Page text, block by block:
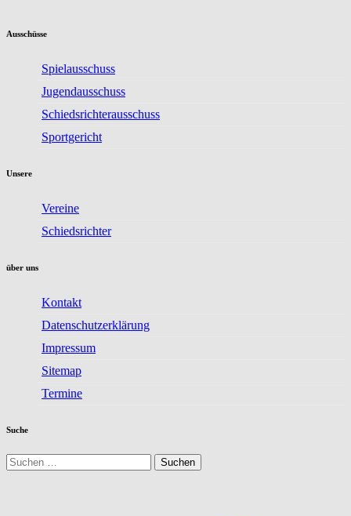
Ausschüsse
Spielausschuss
Jugendausschuss
Schiedsrichterausschuss
Sportgericht
Unsere
Vereine
Schiedsrichter
über uns
Kontakt
Datenschutzerklärung
Impressum
Sitemap
Termine
Suche
Suchen
nach: